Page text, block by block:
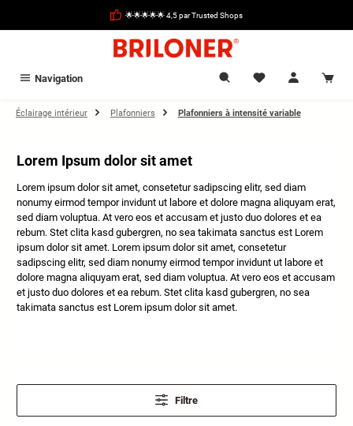
🌟🌟🌟🌟🌟 4,5 par Trusted Shops
Navigation
Éclairage intérieur Plafonniers Plafonniers à intensité variable
Lorem Ipsum dolor sit amet
Lorem ipsum dolor sit amet, consetetur sadipscing elitr, sed diam
nonumy eirmod tempor invidunt ut labore et dolore magna aliquyam erat,
sed diam voluptua. At vero eos et accusam et justo duo dolores et ea
rebum. Stet clita kasd gubergren, no sea takimata sanctus est Lorem
ipsum dolor sit amet. Lorem ipsum dolor sit amet, consetetur
sadipscing elitr, sed diam nonumy eirmod tempor invidunt ut labore et
dolore magna aliquyam erat, sed diam voluptua. At vero eos et accusam
et justo duo dolores et ea rebum. Stet clita kasd gubergren, no sea
takimata sanctus est Lorem ipsum dolor sit amet.
Filtre